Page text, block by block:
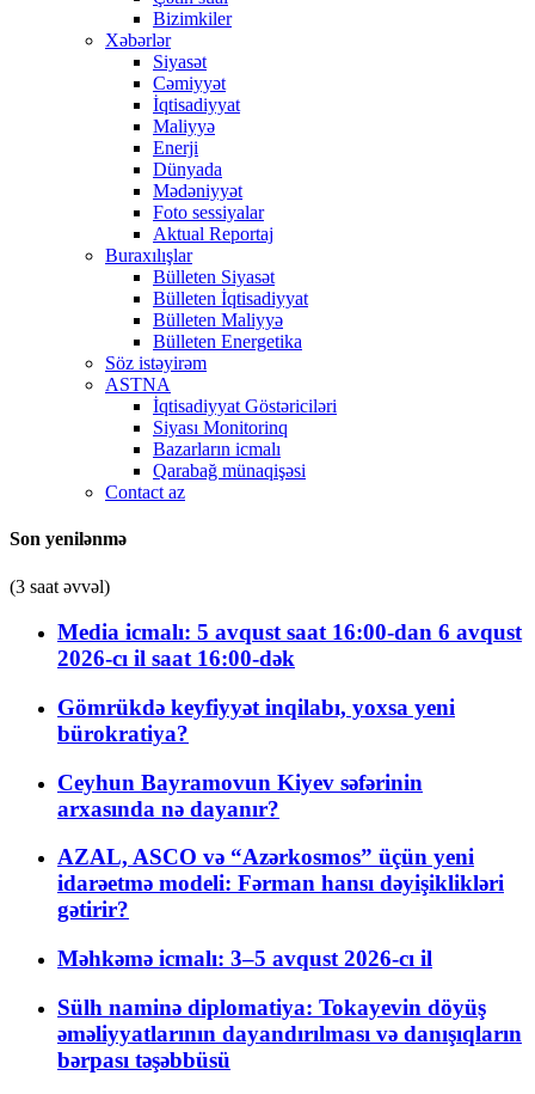
Bizimkiler
Xəbərlər
Siyasət
Cəmiyyət
İqtisadiyyat
Maliyyə
Enerji
Dünyada
Mədəniyyət
Foto sessiyalar
Aktual Reportaj
Buraxılışlar
Bülleten Siyasət
Bülleten İqtisadiyyat
Bülleten Maliyyə
Bülleten Energetika
Söz istəyirəm
ASTNA
İqtisadiyyat Göstəriciləri
Siyası Monitorinq
Bazarların icmalı
Qarabağ münaqişəsi
Contact az
Son yenilənmə
(3 saat əvvəl)
Media icmalı: 5 avqust saat 16:00-dan 6 avqust
2026-cı il saat 16:00-dək
Gömrükdə keyfiyyət inqilabı, yoxsa yeni
bürokratiya?
Ceyhun Bayramovun Kiyev səfərinin
arxasında nə dayanır?
AZAL, ASCO və “Azərkosmos” üçün yeni
idarəetmə modeli: Fərman hansı dəyişiklikləri
gətirir?
Məhkəmə icmalı: 3–5 avqust 2026-cı il
Sülh naminə diplomatiya: Tokayevin döyüş
əməliyyatlarının dayandırılması və danışıqların
bərpası təşəbbüsü